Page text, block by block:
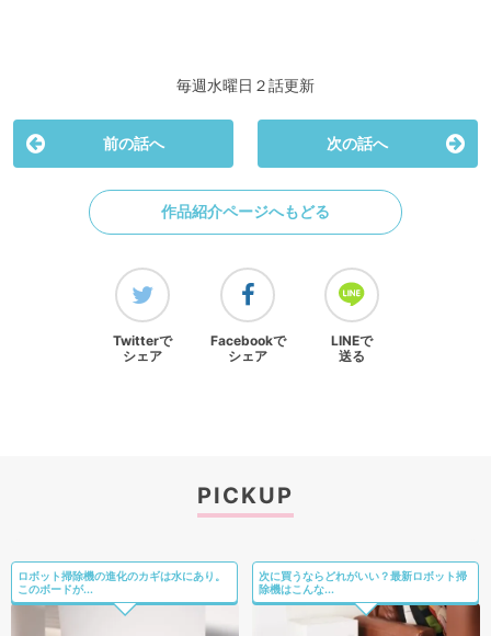
毎週水曜日２話更新
前の話へ 次の話へ
作品紹介ページへもどる
Twitterで
シェア
Facebookで
シェア
LINEで
送る
PICKUP
ロボット掃除機の進化のカギは水にあり。
このボードが...
次に買うならどれがいい？最新ロボット掃
除機はこんな...